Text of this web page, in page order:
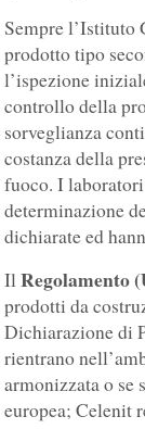
Sempre l’Istituto
prodotto tipo
l’ispezione
controllo della
sorveglianza
costanza della
fuoco. I
determinazione
dichiarate ed
IlRegolamento
prodotti da
Dichiarazione di
rientrano
armonizzata o se
europea; Celenit